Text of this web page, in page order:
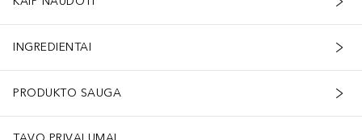
INGREDIENTAI
PRODUKTO SAUGA